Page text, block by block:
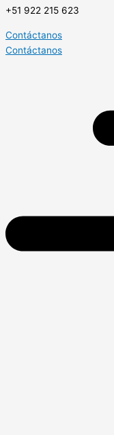
+51 922 215 623
Contáctanos
Contáctanos